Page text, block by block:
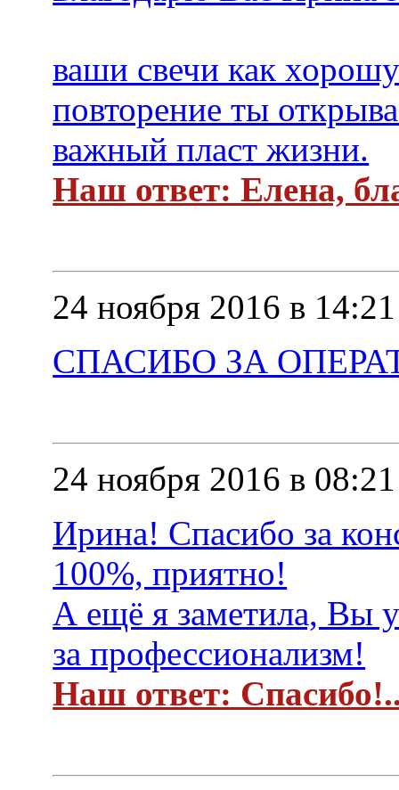
ваши свечи как
повторение ты
важный пласт жизни.
Наш ответ: Елена,
24 ноября 2016 в 14:21
СПАСИБО ЗА
24 ноября 2016 в 08:21
Ирина! Спасибо за
100%, приятно!
А ещё я заметила, Вы
за профессионализм!
Наш ответ: